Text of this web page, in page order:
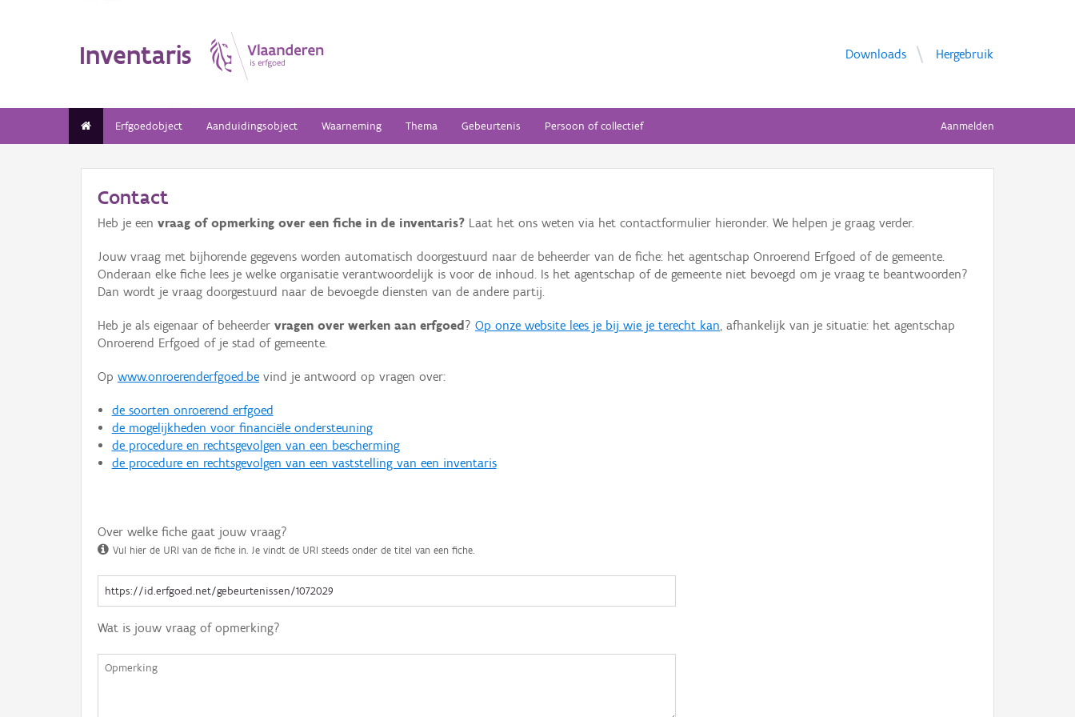
Inventaris Downloads Hergebruik
Erfgoedobject Aanduidingsobject Waarneming Thema Gebeurtenis Persoon of collectief Aanmelden
Contact
Heb je een vraag of opmerking over een fiche in de inventaris? Laat het ons weten via het contactformulier hieronder. We helpen je graag verder.
Jouw vraag met bijhorende gegevens worden automatisch doorgestuurd naar de beheerder van de fiche: het agentschap Onroerend Erfgoed of de gemeente.
Onderaan elke fiche lees je welke organisatie verantwoordelijk is voor de inhoud. Is het agentschap of de gemeente niet bevoegd om je vraag te beantwoorden?
Dan wordt je vraag doorgestuurd naar de bevoegde diensten van de andere partij.
Heb je als eigenaar of beheerder vragen over werken aan erfgoed ? Op onze website lees je bij wie je terecht kan, afhankelijk van je situatie: het agentschap
Onroerend Erfgoed of je stad of gemeente.
Op www.onroerenderfgoed.be vind je antwoord op vragen over:
de soorten onroerend erfgoed
de mogelijkheden voor financiële ondersteuning
de procedure en rechtsgevolgen van een bescherming
de procedure en rechtsgevolgen van een vaststelling van een inventaris
Over welke fiche gaat jouw vraag?
Vul hier de URI van de fiche in. Je vindt de URI steeds onder de titel van een fiche.
Wat is jouw vraag of opmerking?